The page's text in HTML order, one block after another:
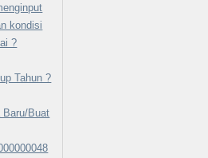
kondisi
?
Tahun ?
Baru/Buat